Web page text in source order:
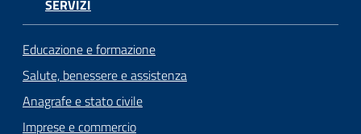
SERVIZI
Educazione e formazione
Salute, benessere e assistenza
Anagrafe e stato civile
Imprese e commercio